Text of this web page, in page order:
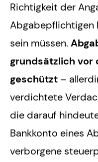
Richtigkeit der
Abgabepflichtigen
sein müssen.
grundsätzlich vor
geschützt –
verdichtete
die darauf
Bankkonto eines
verborgene